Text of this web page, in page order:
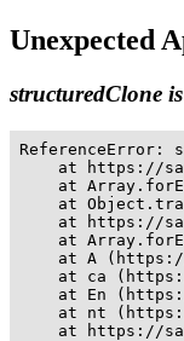
Unexpected
structuredClone
ReferenceError:
at https://
at
at
at https://
at
at A
at ca
at En
at nt
at https://